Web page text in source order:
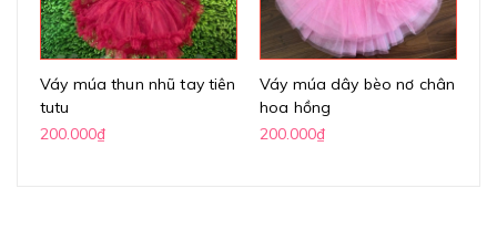
Váy múa thun nhũ tay tiên
tutu
200.000₫
Váy múa dây bèo nơ chân
hoa hồng
200.000₫